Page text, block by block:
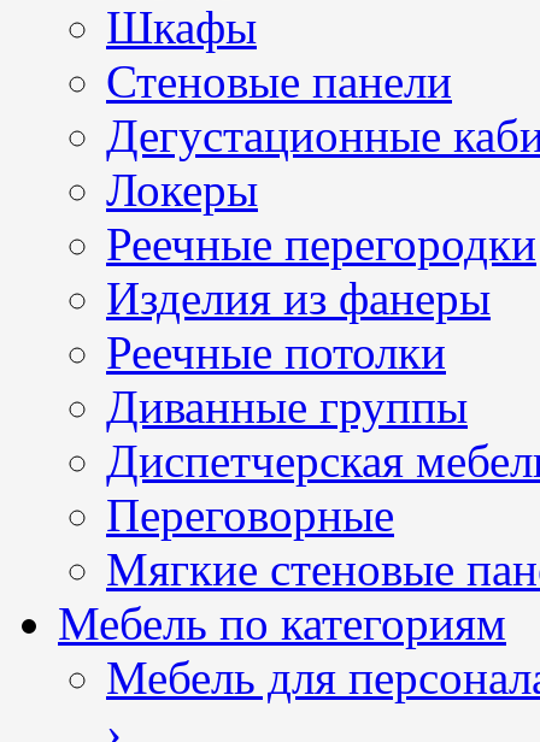
Шкафы
Стеновые панели
Дегустационные
Локеры
Реечные перегородки
Изделия из фанеры
Реечные потолки
Диванные группы
Диспетчерская
Переговорные
Мягкие стеновые
Мебель по категориям
Мебель для